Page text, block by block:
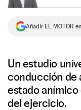
Añadir EL MOTOR
Un estudio
conducción de
estado anímico
del ejercicio.